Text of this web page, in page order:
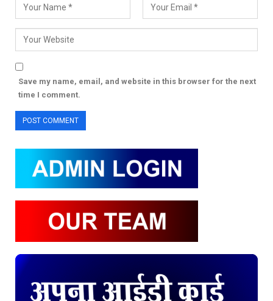
Save my name, email, and website in this browser for the next
time I comment.